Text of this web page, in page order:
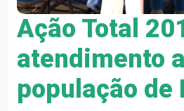
Ação Total
atendimento a
população de